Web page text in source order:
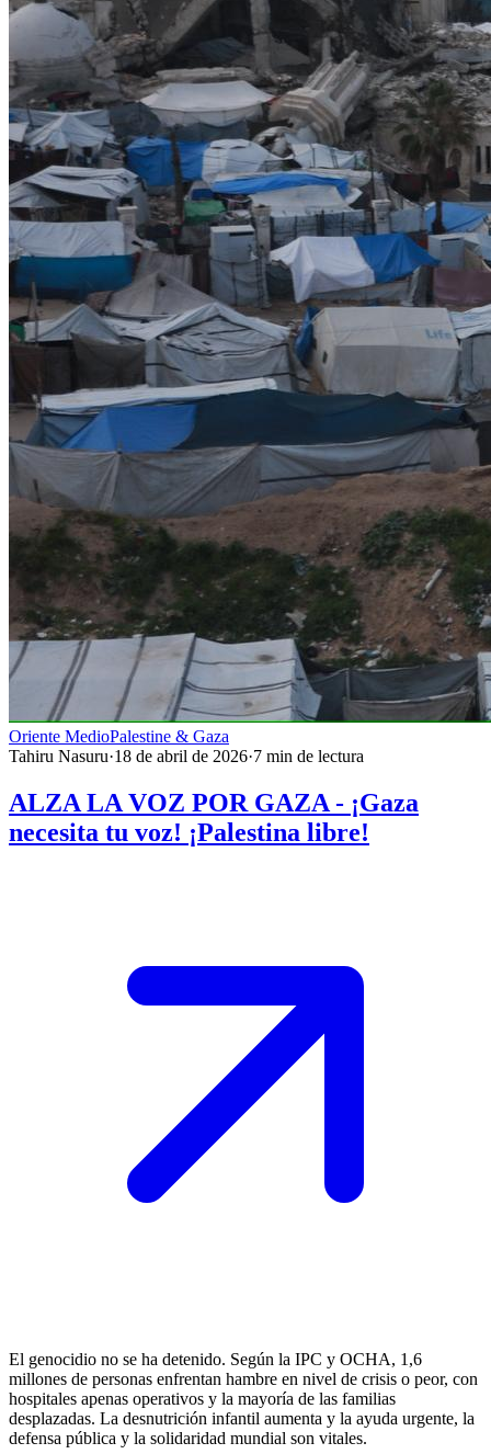
Oriente MedioPalestine & Gaza
Tahiru Nasuru·18 de abril de 2026·7 min de lectura
ALZA LA VOZ POR GAZA - ¡Gaza
necesita tu voz! ¡Palestina libre!
El genocidio no se ha detenido. Según la IPC y OCHA, 1,6
millones de personas enfrentan hambre en nivel de crisis o peor, con
hospitales apenas operativos y la mayoría de las familias
desplazadas. La desnutrición infantil aumenta y la ayuda urgente, la
defensa pública y la solidaridad mundial son vitales.